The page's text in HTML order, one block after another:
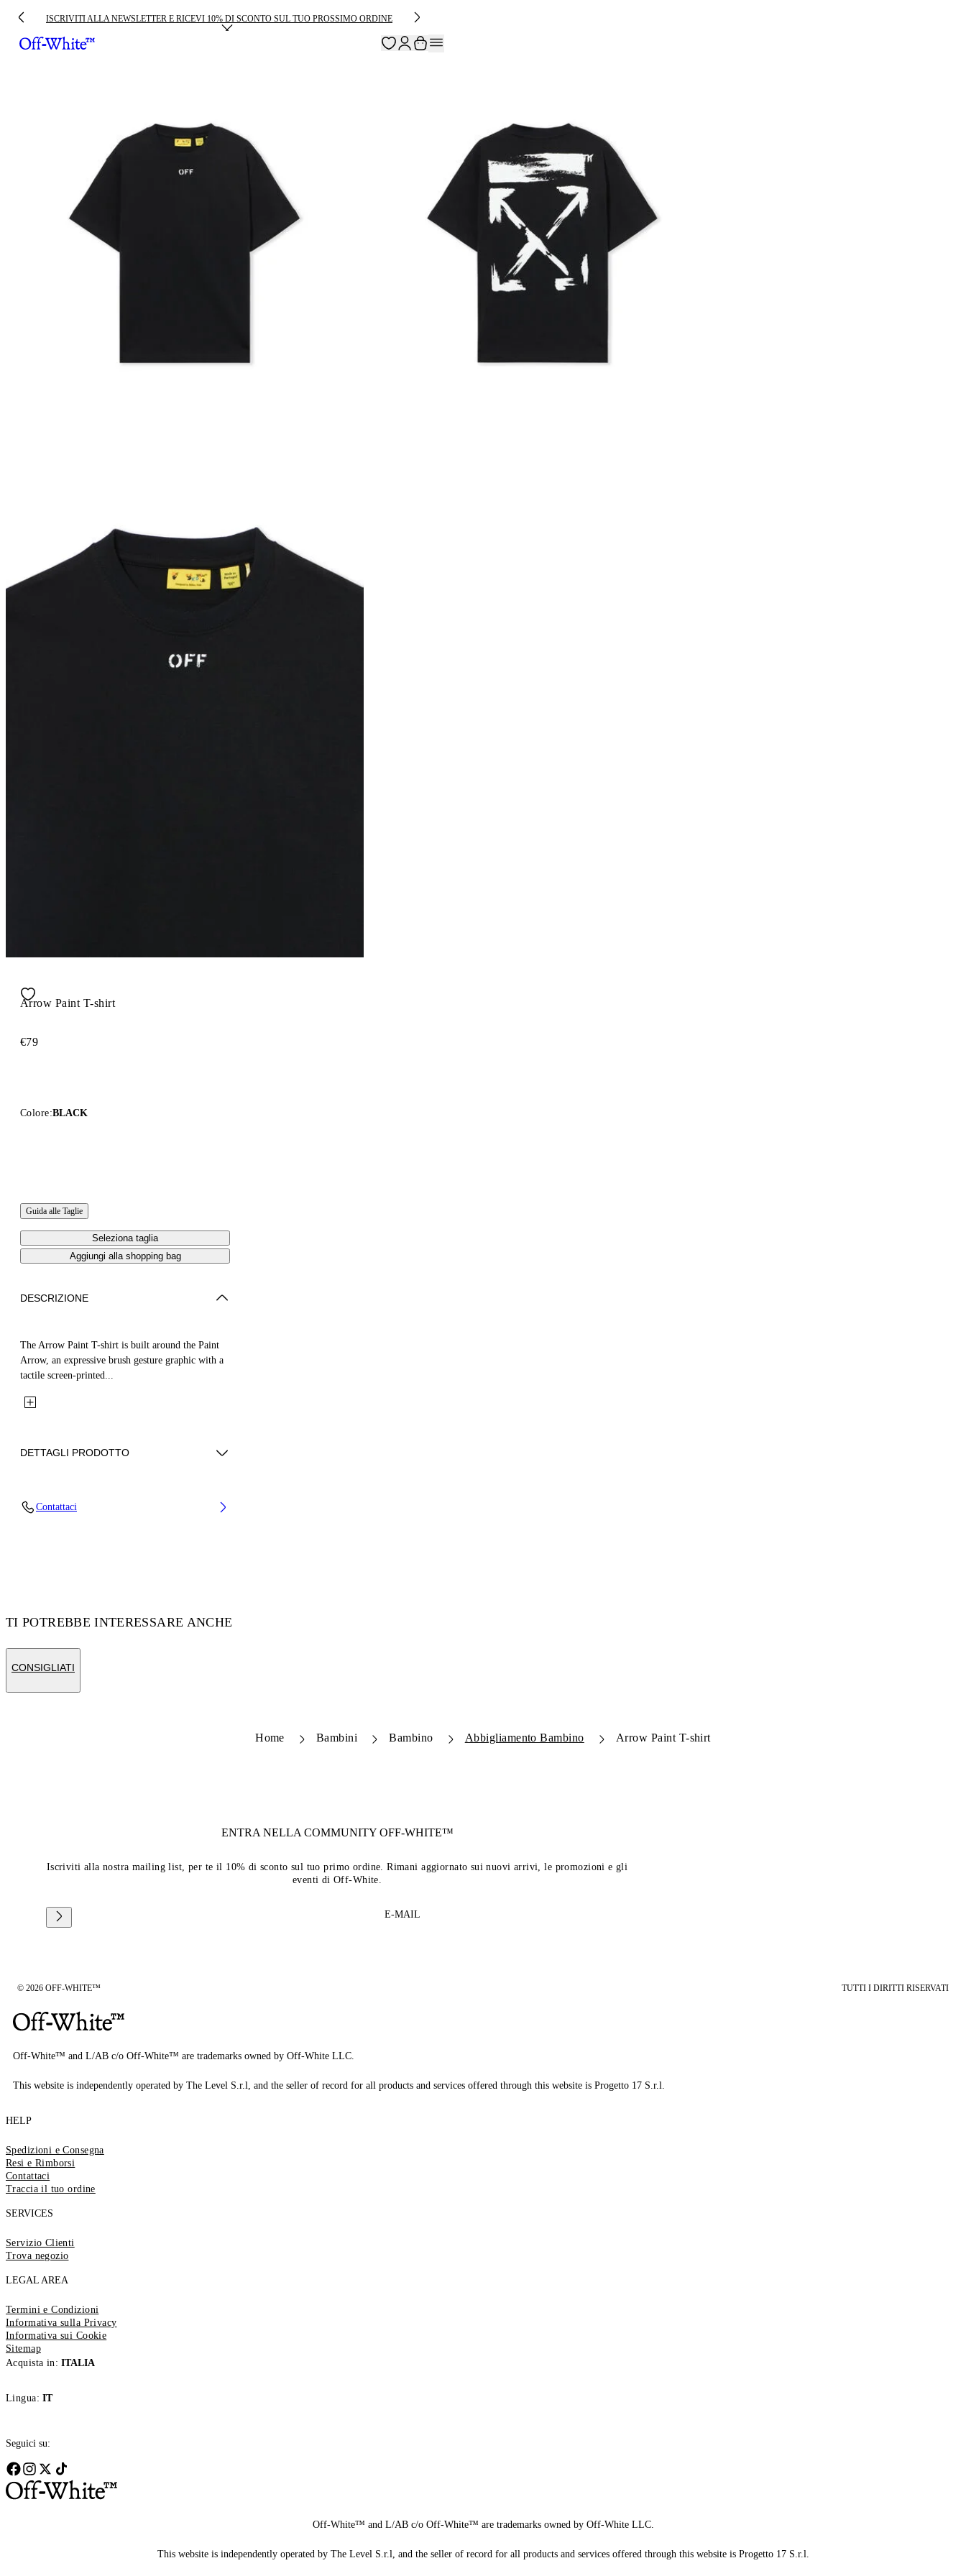
ISCRIVITI ALLA NEWSLETTER E RICEVI 10% DI SCONTO SUL TUO PROSSIMO ORDINE
Arrow Paint T-shirt
€79
Colore:BLACK
Guida alle Taglie
Seleziona taglia
Aggiungi alla shopping bag
DESCRIZIONE
The Arrow Paint T-shirt is built around the Paint
Arrow, an expressive brush gesture graphic with a
tactile screen-printed...
DETTAGLI PRODOTTO
Contattaci
TI POTREBBE INTERESSARE ANCHE
CONSIGLIATI
Home Bambini Bambino Abbigliamento Bambino Arrow Paint T-shirt
ENTRA NELLA COMMUNITY OFF-WHITE™
Iscriviti alla nostra mailing list, per te il 10% di sconto sul tuo primo ordine. Rimani aggiornato sui nuovi arrivi, le promozioni e gli
eventi di Off-White.
E-MAIL
© 2026 OFF-WHITE™ TUTTI I DIRITTI RISERVATI
Off-White™ and L/AB c/o Off-White™ are trademarks owned by Off-White LLC.
This website is independently operated by The Level S.r.l, and the seller of record for all products and services offered through this website is Progetto 17 S.r.l.
HELP
Spedizioni e Consegna
Resi e Rimborsi
Contattaci
Traccia il tuo ordine
SERVICES
Servizio Clienti
Trova negozio
LEGAL AREA
Termini e Condizioni
Informativa sulla Privacy
Informativa sui Cookie
Sitemap
Acquista in: ITALIA
Lingua: IT
Seguici su:
Off-White™ and L/AB c/o Off-White™ are trademarks owned by Off-White LLC.
This website is independently operated by The Level S.r.l, and the seller of record for all products and services offered through this website is Progetto 17 S.r.l.